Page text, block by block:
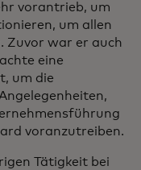
vorantrieb, um
um allen
Zuvor war er auch
eine
um die
voranzutreiben.
Tätigkeit bei